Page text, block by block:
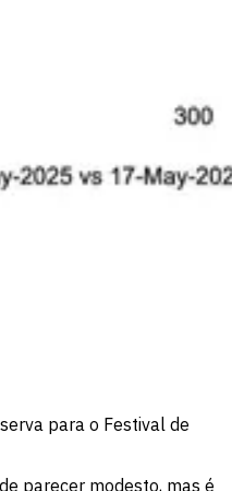
para o Festival de
parecer modesto, mas é